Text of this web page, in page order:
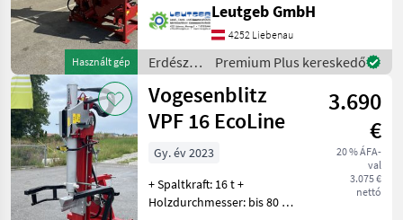
Használt gép
teiliges
Teleskopförderband
geteilte Segmente, Länge 5
m, Bandbreite 35 cm ⦁
Bedienungsanleitung ,
Leutgeb GmbH
4252 Liebenau
Erdészeti
és
faipari
gépek /
Vogesenblitz
Premium Plus kereskedő
Vogesenblitz
VPF 16 EcoLine
3.690
€
20 % ÁFA-
val
3.075 €
nettó
Gy. év 2023
+ Spaltkraft: 16 t +
Holzdurchmesser: bis 80 cm